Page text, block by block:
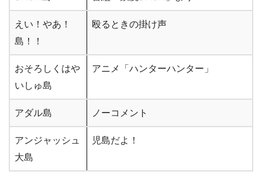
えい！やあ！
島！！
殴るときの掛け声
おそろしくはや
いしゅ島
アニメ「ハンターハンター」
アダル島 ノーコメント
アンジャッシュ
大島
児島だよ！